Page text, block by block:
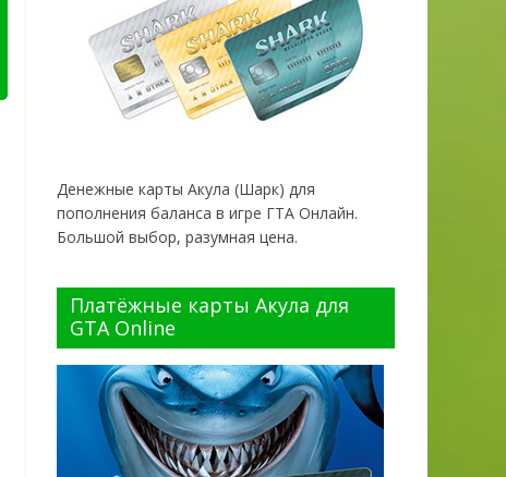
Денежные карты Акула (Шарк) для
пополнения баланса в игре ГТА Онлайн.
Большой выбор, разумная цена.
Платёжные карты Акула для
GTA Online